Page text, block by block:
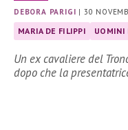
DEBORA PARIGI | 30
MARIA DE FILIPPI UOMINI
Un ex cavaliere del
dopo che la